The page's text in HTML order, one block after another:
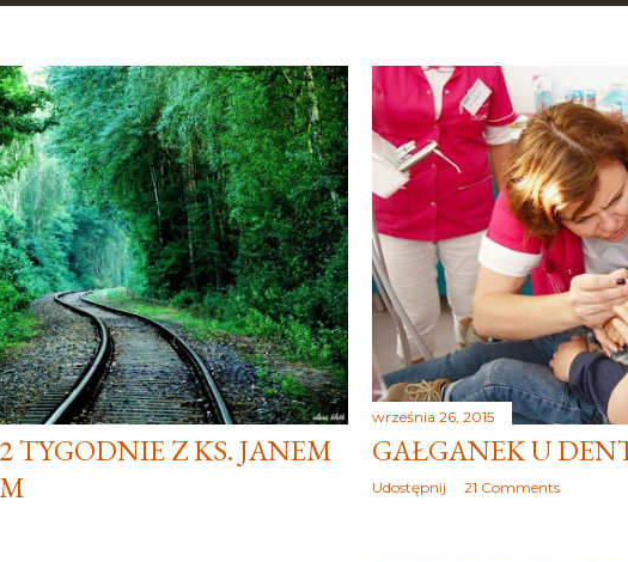
TYGODNIE Z KS. JANEM
września 26, 2015
GAŁGANEK U
Udostępnij 21 Comments